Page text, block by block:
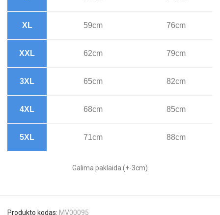
XL 59cm 76cm
XXL 62cm 79cm
3XL 65cm 82cm
4XL 68cm 85cm
5XL 71cm 88cm
Galima paklaida (+-3cm)
Produkto kodas: MV00095